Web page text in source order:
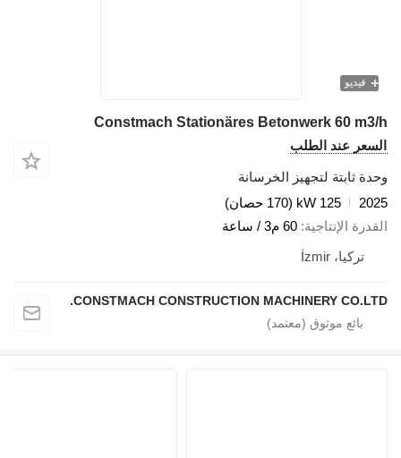
فيديو
Constmach Stationäres Betonwerk 60 m3/h
السعر عند الطلب
وحدة ثابتة لتجهيز الخرسانة
2025
125 kW (170 حصان)
القدرة الإنتاجية 60 م3 / ساعة
تركيا، İzmir
CONSTMACH CONSTRUCTION MACHINERY CO.LTD.